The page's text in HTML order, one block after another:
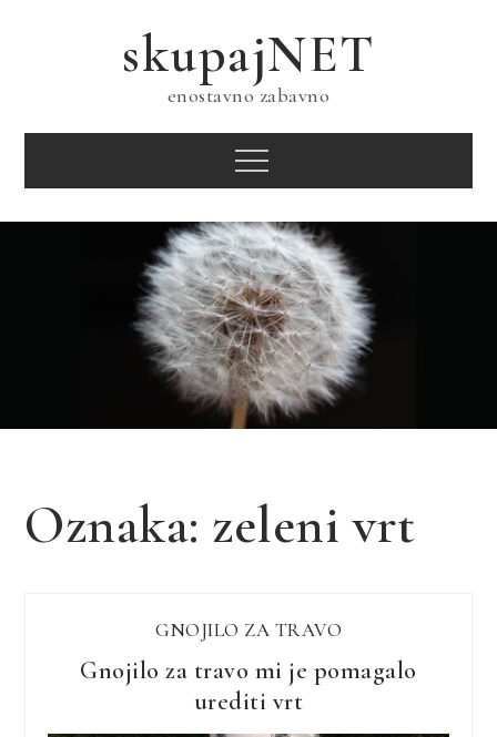
skupajNET
enostavno zabavno
Menu
Oznaka: zeleni vrt
GNOJILO ZA TRAVO
Gnojilo za travo mi je pomagalo
urediti vrt